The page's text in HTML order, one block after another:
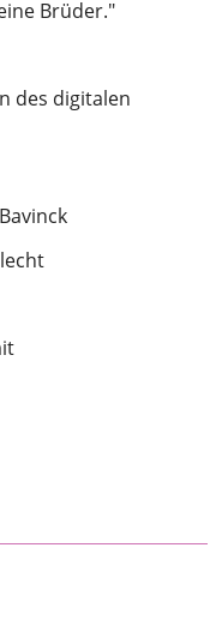
Brüder."
des digitalen